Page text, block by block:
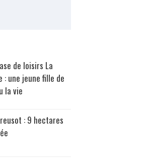
de loisirs La
: une jeune fille de
la vie
: 9 hectares